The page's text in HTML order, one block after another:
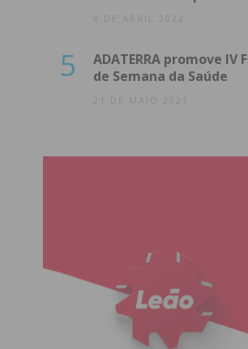
8 DE ABRIL 2022
5
ADATERRA promove IV
de Semana da Saúde
21 DE MAIO 2021